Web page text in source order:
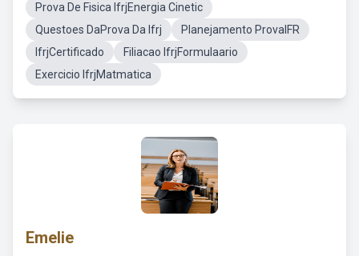
Prova De Fisica IfrjEnergia Cinetic
Questoes DaProva Da Ifrj
Planejamento ProvaIFR
IfrjCertificado
Filiacao IfrjFormulaario
Exercicio IfrjMatmatica
Emelie